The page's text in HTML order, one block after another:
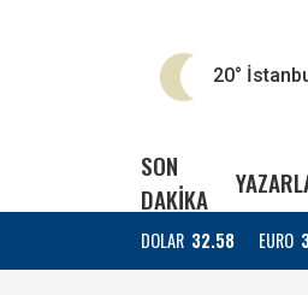
20°
SON
DAKİKA
DOLAR 32.58 EURO